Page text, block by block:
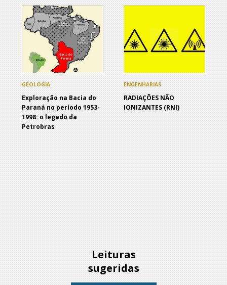
GEOLOGIA
Exploração na Bacia do
Paraná no período 1953-
1998: o legado da
Petrobras
ENGENHARIAS
RADIAÇÕES NÃO
IONIZANTES (RNI)
Leituras
sugeridas